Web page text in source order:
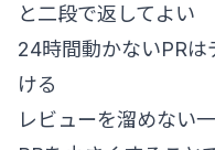
と二段で返してよい
24時間動かないPR
ける
レビューを溜めない